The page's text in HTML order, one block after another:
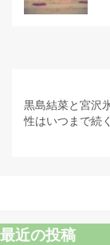
黒島結菜と宮沢
性はいつまで続
最近の投稿